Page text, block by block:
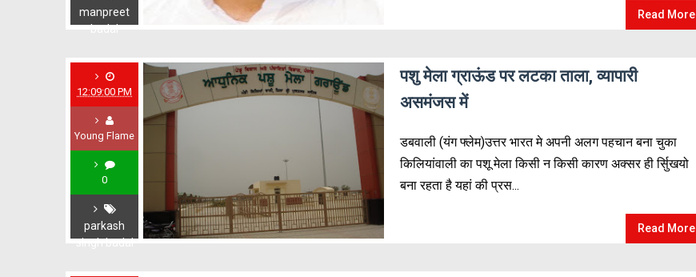
manpreet
badal
Read More
12:09:00 PM
Young Flame
0
parkash
singh badal
पशु मेला ग्राऊंड पर लटका ताला, व्यापारी
असमंजस में
डबवाली (यंग फ्लेम)उत्तर भारत मे अपनी अलग पहचान बना चुका
किलियांवाली का पशू मेला किसी न किसी कारण अक्सर ही र्सुिखयो
बना रहता है यहां की प्रस...
Read More